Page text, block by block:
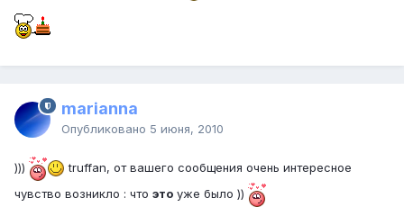
marianna
Опубликовано 5 июня, 2010
)))
truffan, от вашего сообщения очень интересное
чувство возникло : что это уже было ))